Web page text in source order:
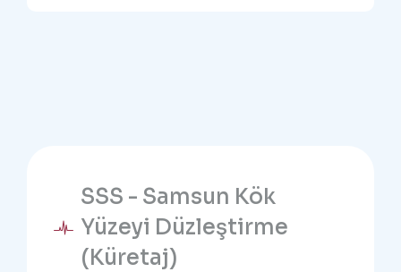
SSS - Samsun Kök
Yüzeyi Düzleştirme
(Küretaj)